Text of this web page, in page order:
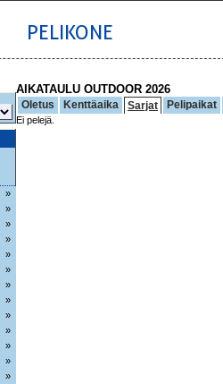
PELIKONE
»
»
»
»
»
»
»
»
»
»
»
»
»
AIKATAULU OUTDOOR 2026
Oletus Kenttäaika Sarjat Pelipaikat
Ei pelejä.